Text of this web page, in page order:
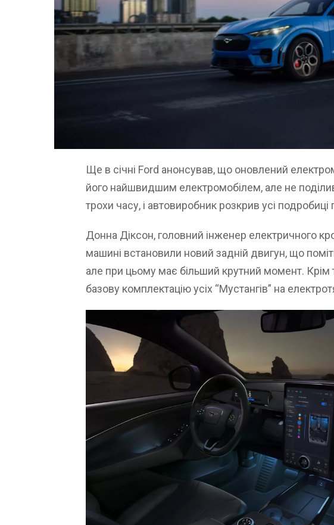
Ще в січні Ford анонсував, що оновлений
його найшвидшим електромобілем, але не
трохи часу, і автовиробник розкрив усі подробиці
Донна Діксон, головний інженер електричного
машині встановили новий задній двигун, що
але при цьому має більший крутний момент. Крім
базову комплектацію усіх “Мустангів” на